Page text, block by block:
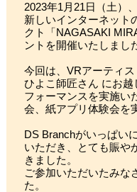
2023年1月21日（土）
新しいインターネット
クト「NAGASAKI
ントを開催いたしまし
今回は、VRアーティス
ひよこ師匠さん にお
フォーマンスを実施い
会、紙アプリ体験会を
DS Branchがいっぱい
いただき、とても賑や
きました。
ご参加いただいたみな
た。